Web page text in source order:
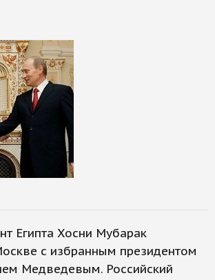
Египта Хосни Мубарак
с избранным президентом
Медведевым. Российский